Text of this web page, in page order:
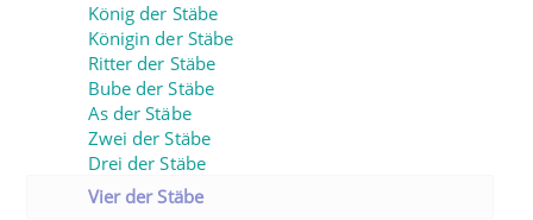
König der Stäbe
Königin der Stäbe
Ritter der Stäbe
Bube der Stäbe
As der Stäbe
Zwei der Stäbe
Drei der Stäbe
Vier der Stäbe